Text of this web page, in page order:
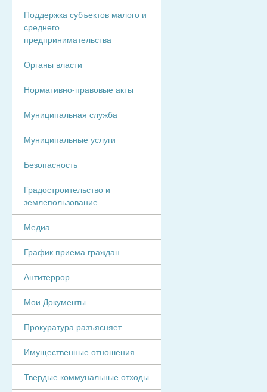
Поддержка субъектов малого и
среднего
предпринимательства
Органы власти
Нормативно-правовые акты
Муниципальная служба
Муниципальные услуги
Безопасность
Градостроительство и
землепользование
Медиа
График приема граждан
Антитеррор
Мои Документы
Прокуратура разъясняет
Имущественные отношения
Твердые коммунальные отходы